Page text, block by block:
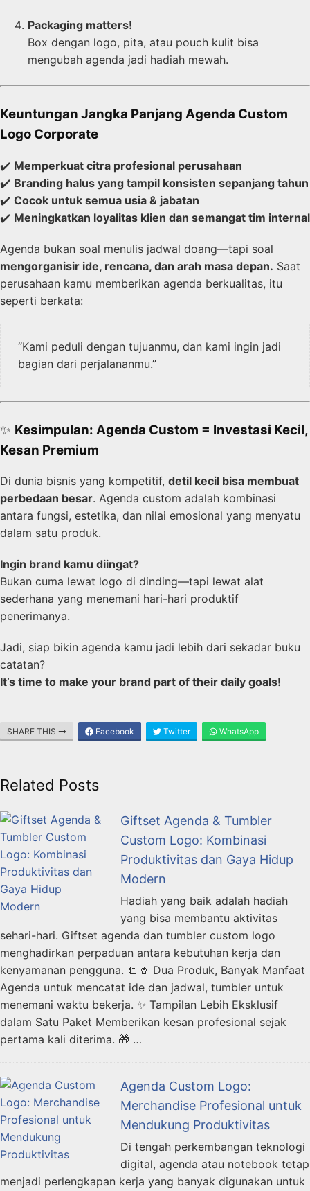
Packaging matters!
Box dengan logo, pita, atau pouch kulit bisa
mengubah agenda jadi hadiah mewah.
Keuntungan Jangka Panjang Agenda Custom
Logo Corporate
✔️ Memperkuat citra profesional perusahaan
✔️ Branding halus yang tampil konsisten sepanjang tahun
✔️ Cocok untuk semua usia & jabatan
✔️ Meningkatkan loyalitas klien dan semangat tim internal
Agenda bukan soal menulis jadwal doang—tapi soal
mengorganisir ide, rencana, dan arah masa depan. Saat
perusahaan kamu memberikan agenda berkualitas, itu
seperti berkata:
“Kami peduli dengan tujuanmu, dan kami ingin jadi
bagian dari perjalananmu.”
✨ Kesimpulan: Agenda Custom = Investasi Kecil,
Kesan Premium
Di dunia bisnis yang kompetitif, detil kecil bisa membuat
perbedaan besar. Agenda custom adalah kombinasi
antara fungsi, estetika, dan nilai emosional yang menyatu
dalam satu produk.
Ingin brand kamu diingat?
Bukan cuma lewat logo di dinding—tapi lewat alat
sederhana yang menemani hari-hari produktif
penerimanya.
Jadi, siap bikin agenda kamu jadi lebih dari sekadar buku
catatan?
It’s time to make your brand part of their daily goals!
SHARE THIS Facebook Twitter WhatsApp
Related Posts
Giftset Agenda & Tumbler
Custom Logo: Kombinasi
Produktivitas dan Gaya Hidup
Modern
Hadiah yang baik adalah hadiah
yang bisa membantu aktivitas
sehari-hari. Giftset agenda dan tumbler custom logo
menghadirkan perpaduan antara kebutuhan kerja dan
kenyamanan pengguna. 📒🥤 Dua Produk, Banyak Manfaat
Agenda untuk mencatat ide dan jadwal, tumbler untuk
menemani waktu bekerja. ✨ Tampilan Lebih Eksklusif
dalam Satu Paket Memberikan kesan profesional sejak
pertama kali diterima. 🎁 …
Agenda Custom Logo:
Merchandise Profesional untuk
Mendukung Produktivitas
Di tengah perkembangan teknologi
digital, agenda atau notebook tetap
menjadi perlengkapan kerja yang banyak digunakan untuk